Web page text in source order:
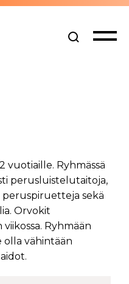
Ryhmässä
perusluistelutaitoja,
peruspiruetteja sekä
Orvokit
Ryhmään
vähintään